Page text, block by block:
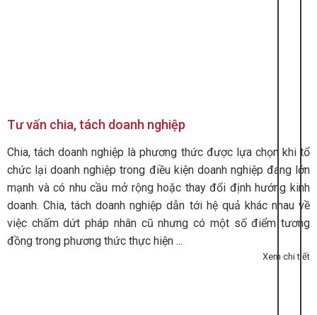
Tư vấn chia, tách doanh nghiệp
Chia, tách doanh nghiệp là phương thức được lựa chọn khi tổ
chức lại doanh nghiệp trong điều kiện doanh nghiệp đang lớn
mạnh và có nhu cầu mở rộng hoặc thay đổi định hướng kinh
doanh. Chia, tách doanh nghiệp dẫn tới hệ quả khác nhau về
việc chấm dứt pháp nhân cũ nhưng có một số điểm tương
đồng trong phương thức thực hiện ...
Xem chi tiết